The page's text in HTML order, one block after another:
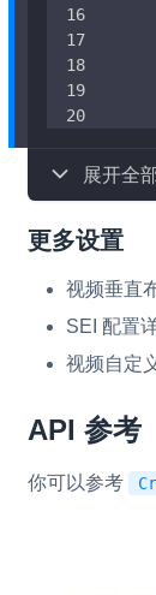
展开全
更多设置
视频垂直
SEI 配置
视频自定
API 参考
你可以参考